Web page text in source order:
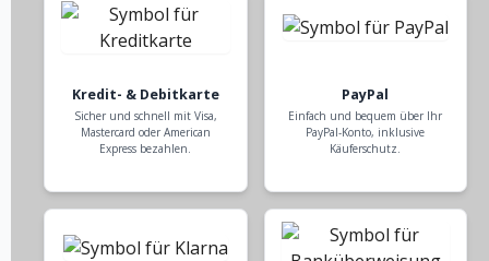
Kredit- & Debitkarte
Sicher und schnell mit Visa,
Mastercard oder American
Express bezahlen.
PayPal
Einfach und bequem über Ihr
PayPal-Konto, inklusive
Käuferschutz.